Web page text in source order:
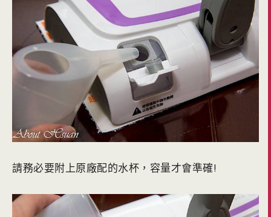
請務必要附上原廠配的水杯，容量才會準確!